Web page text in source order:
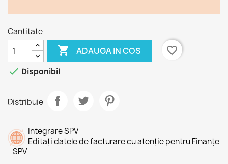
Cantitate
 ADAUGA IN COS
favorite_border
 Disponibil
Distribuie
Integrare SPV
Editați datele de facturare cu atenție pentru Finanțe
- SPV